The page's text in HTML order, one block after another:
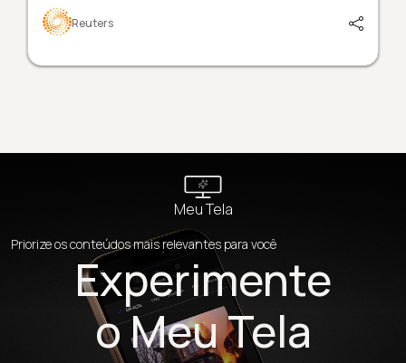
Reuters
Meu Tela
Priorize os conteúdos mais relevantes para você
Experimente
o Meu Tela